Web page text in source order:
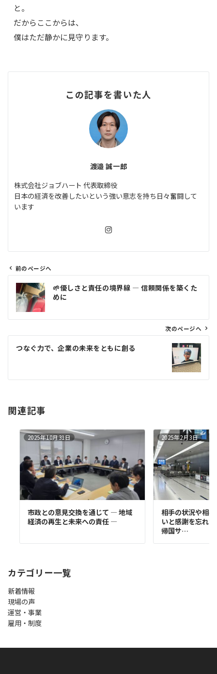
と。
だからここからは、
僕はただ静かに見守ります。
この記事を書いた人
渡邉 誠一郎
株式会社ジョブハート 代表取締役
日本の経済を改善したいという強い意志を持ち日々奮闘して
います
ビ
ン
前のページへ
🌱優しさと責任の境界線 ― 信頼関係を築くた
めに
次のページへ
つなぐ力で、企業の未来をともに創る
関連記事
2025年10月31日
市政との意見交換を通じて ― 地域
経済の再生と未来への責任 ―
2025年2月3日
相手の状況や相
いと感謝を忘れ
帰国サ…
カテゴリー一覧
新着情報
現場の声
運営・事業
雇用・制度